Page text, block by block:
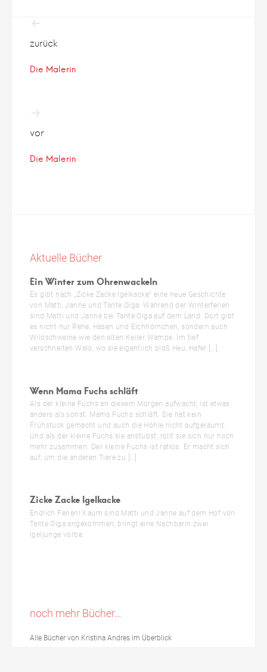
Beitragsnavigation
zurück
Die Malerin
vor
Die Malerin
Aktuelle Bücher
Ein Winter zum Ohrenwackeln
Es gibt nach „Zicke Zacke Igelkacke“ eine neue Geschichte
von Matti, Janne und Tante Olga: Während der Winterferien
sind Matti und Janne bei Tante Olga auf dem Land. Dort gibt
es nicht nur Rehe, Hasen und Eichhörnchen, sondern auch
Wildschweine wie den alten Keiler Wampe. Im tief
verschneiten Wald, wo sie eigentlich bloß Heu, Hafer […]
Wenn Mama Fuchs schläft
Als der kleine Fuchs an diesem Morgen aufwacht, ist etwas
anders als sonst. Mama Fuchs schläft. Sie hat kein
Frühstück gemacht und auch die Höhle nicht aufgeräumt.
Und als der kleine Fuchs sie anstubst, rollt sie sich nur noch
mehr zusammen. Der kleine Fuchs ist ratlos. Er macht sich
auf, um die anderen Tiere zu […]
Zicke Zacke Igelkacke
Endlich Ferien! Kaum sind Matti und Janne auf dem Hof von
Tante Olga angekommen, bringt eine Nachbarin zwei
Igeljunge vorbe.
noch mehr Bücher…
Alle Bücher von Kristina Andres im Überblick